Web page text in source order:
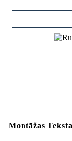
Montāžas Teksta